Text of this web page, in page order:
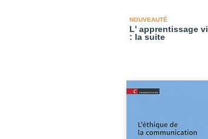
NOUVEAUTÉ
L' apprentissage
: la suite